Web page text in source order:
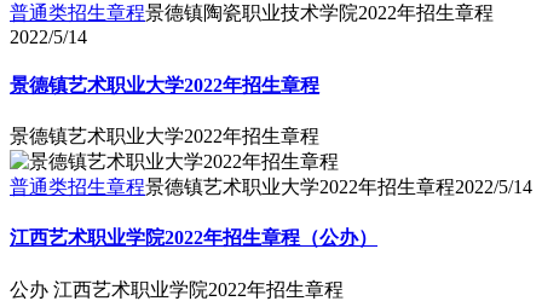
普通类招生章程景德镇陶瓷职业技术学院2022年招生章程
2022/5/14
景德镇艺术职业大学2022年招生章程
景德镇艺术职业大学2022年招生章程
普通类招生章程景德镇艺术职业大学2022年招生章程2022/5/14
江西艺术职业学院2022年招生章程（公办）
公办 江西艺术职业学院2022年招生章程